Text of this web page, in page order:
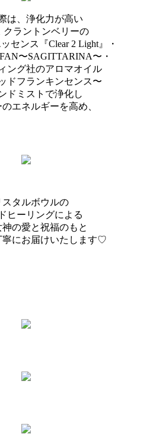
は、浄化力が高い
クラントンベリーの
センス『Clear 2 Light』・
〜SAGITTARINA〜・
ング社のアロマオイル
ドフランキンセンス〜
ドミストで浄化し
エネルギーを高め、
スタルボウルの
ヒーリングによる
の愛と祝福のもと
寧にお届けいたします♡